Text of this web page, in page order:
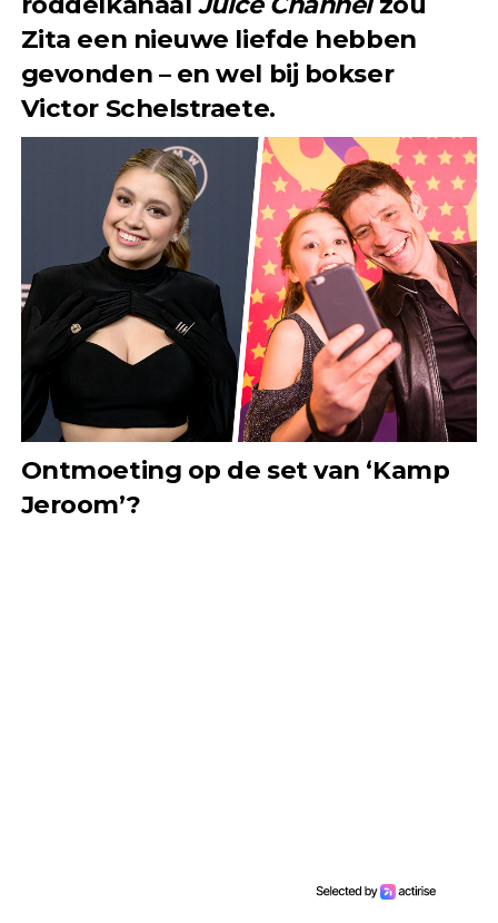
Zita een nieuwe liefde hebben
gevonden – en wel bij bokser
Victor Schelstraete.
Ontmoeting op de set van ‘Kamp
Jeroom’?